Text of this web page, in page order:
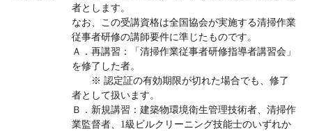
者とします。
なお、この受講資格は全国協会が実施する清掃作業
従事者研修の講師要件に準じたものです。
Ａ．再講習：「清掃作業従事者研修指導者講習会」
を修了した者。
※ 認定証の有効期限が切れた場合でも、修了
者として扱います。
Ｂ．新規講習：建築物環境衛生管理技術者、清掃作
業監督者、1級ビルクリーニング技能士のいずれか